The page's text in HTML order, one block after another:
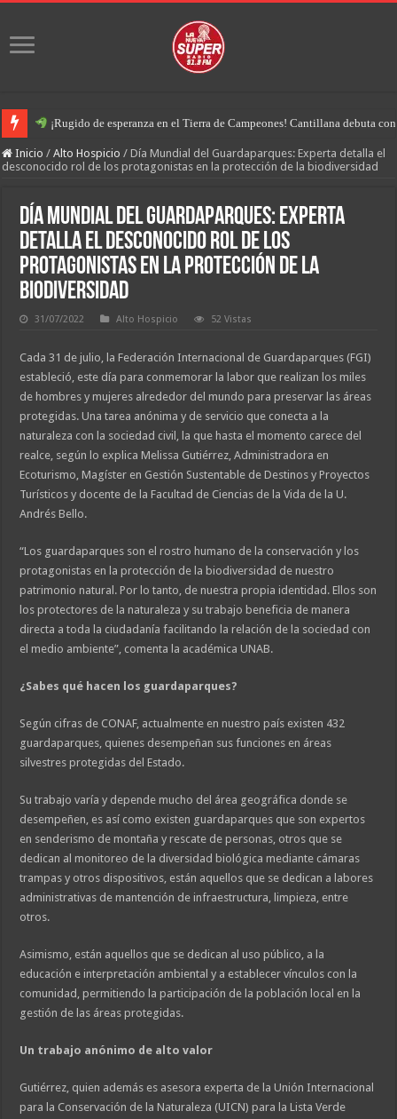
¡Rugido de esperanza en el Tierra de Campeones! Cantillana debuta
Inicio / Alto Hospicio / Día Mundial del Guardaparques: Experta detalla el
desconocido rol de los protagonistas en la protección de la biodiversidad
Día Mundial del Guardaparques: Experta
detalla el desconocido rol de los
protagonistas en la protección de la
biodiversidad
31/07/2022 Alto Hospicio 52 Vistas
Cada 31 de julio, la Federación Internacional de Guardaparques (FGI)
estableció, este día para conmemorar la labor que realizan los miles
de hombres y mujeres alrededor del mundo para preservar las áreas
protegidas. Una tarea anónima y de servicio que conecta a la
naturaleza con la sociedad civil, la que hasta el momento carece del
realce, según lo explica Melissa Gutiérrez, Administradora en
Ecoturismo, Magíster en Gestión Sustentable de Destinos y Proyectos
Turísticos y docente de la Facultad de Ciencias de la Vida de la U.
Andrés Bello.
“Los guardaparques son el rostro humano de la conservación y los
protagonistas en la protección de la biodiversidad de nuestro
patrimonio natural. Por lo tanto, de nuestra propia identidad. Ellos son
los protectores de la naturaleza y su trabajo beneficia de manera
directa a toda la ciudadanía facilitando la relación de la sociedad con
el medio ambiente”, comenta la académica UNAB.
¿Sabes qué hacen los guardaparques?
Según cifras de CONAF, actualmente en nuestro país existen 432
guardaparques, quienes desempeñan sus funciones en áreas
silvestres protegidas del Estado.
Su trabajo varía y depende mucho del área geográfica donde se
desempeñen, es así como existen guardaparques que son expertos
en senderismo de montaña y rescate de personas, otros que se
dedican al monitoreo de la diversidad biológica mediante cámaras
trampas y otros dispositivos, están aquellos que se dedican a labores
administrativas de mantención de infraestructura, limpieza, entre
otros.
Asimismo, están aquellos que se dedican al uso público, a la
educación e interpretación ambiental y a establecer vínculos con la
comunidad, permitiendo la participación de la población local en la
gestión de las áreas protegidas.
Un trabajo anónimo de alto valor
Gutiérrez, quien además es asesora experta de la Unión Internacional
para la Conservación de la Naturaleza (UICN) para la Lista Verde